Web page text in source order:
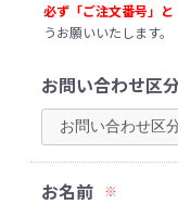
必ず「ご注文番号」
うお願いいたします。
お問い合わせ区
お名前 ※